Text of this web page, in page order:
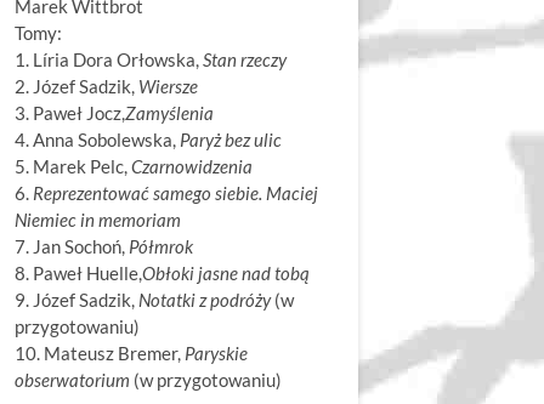
Marek Wittbrot
Tomy:
1. Líria Dora Orłowska,Stan rzeczy
2. Józef Sadzik, Wiersze
3. Paweł Jocz,Zamyślenia
4. Anna Sobolewska, Paryż bez ulic
5. Marek Pelc,Czarnowidzenia
6. Reprezentować samego siebie. Maciej
Niemiec in memoriam
7. Jan Sochoń, Półmrok
8. Paweł Huelle,Obłoki jasne nad tobą
9. Józef Sadzik, Notatki z podróży(w
przygotowaniu)
10. Mateusz Bremer, Paryskie
obserwatorium (w przygotowaniu)